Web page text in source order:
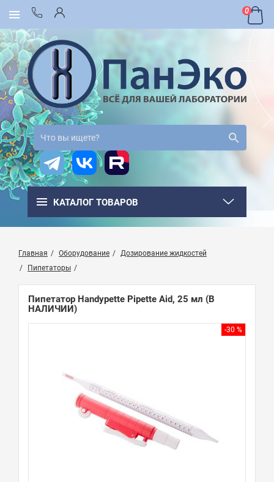
0
КАТАЛОГ ТОВАРОВ
Главная Оборудование
Дозирование жидкостей
Пипетаторы
Пипетатор Handypette Pipette Aid, 25 мл (В
НАЛИЧИИ)
-30 %